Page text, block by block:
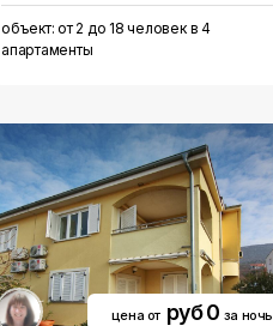
объект: от 2 до 18 человек в 4
апартаменты
цена от руб 0 за ночь